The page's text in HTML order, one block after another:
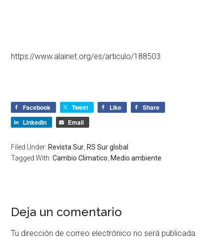
https://www.alainet.org/es/articulo/188503
Facebook Tweet Like
Share
LinkedIn
Email
Filed Under: Revista Sur RS Sur global
Tagged With:Cambio Climatico Medio ambiente
Deja un comentario
Tu dirección de correo electrónico no será publicada.